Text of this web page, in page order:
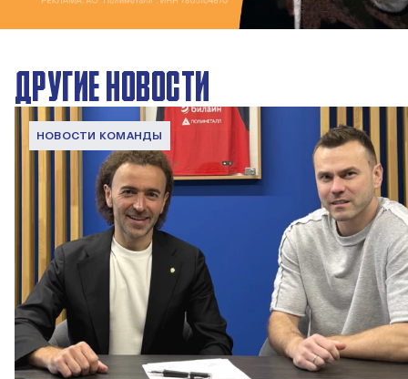
ДРУГИЕ НОВОСТИ
НОВОСТИ КОМАНДЫ